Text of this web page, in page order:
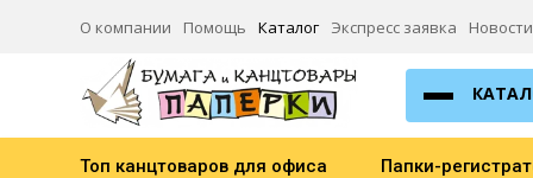
О компании Помощь Каталог Экспресс заявка Новости
Топ канцтоваров для офиса Папки-